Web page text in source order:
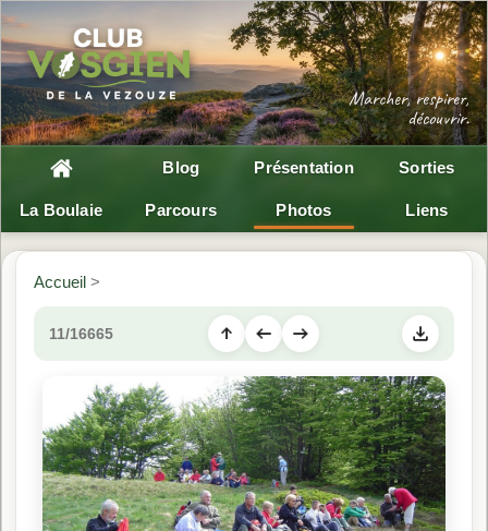
Blog Présentation Sorties
La Boulaie Parcours Photos Liens
Accueil >
11/16665